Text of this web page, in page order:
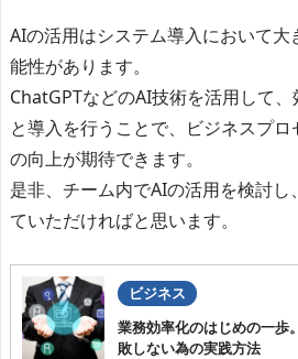
AIの活用はシステム導入において
能性があります。
ChatGPTなどのAI技術を活用して
と導入を行うことで、ビジネスプ
の向上が期待できます。
是非、チーム内でAIの活用を検討
ていただければと思います。
ビジネス
業務効率化のはじめの一歩
敗しない為の実践方法